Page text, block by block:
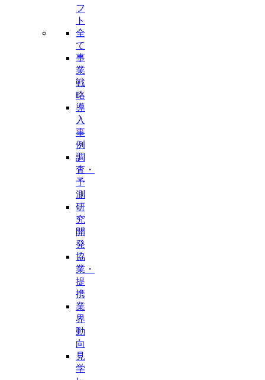
フ
ト
全
て
事
業
戦
略
導
入
事
例
調
査・
予
測
研
究
開
発
協
業・
提
携
業
界
動
向
見
学